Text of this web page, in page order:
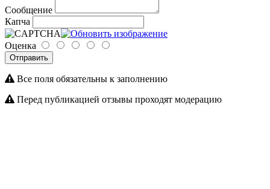
Сообщение
Капча
Оценка
Отправить
Все поля обязательны к заполнению
Перед публикацией отзывы проходят модерацию